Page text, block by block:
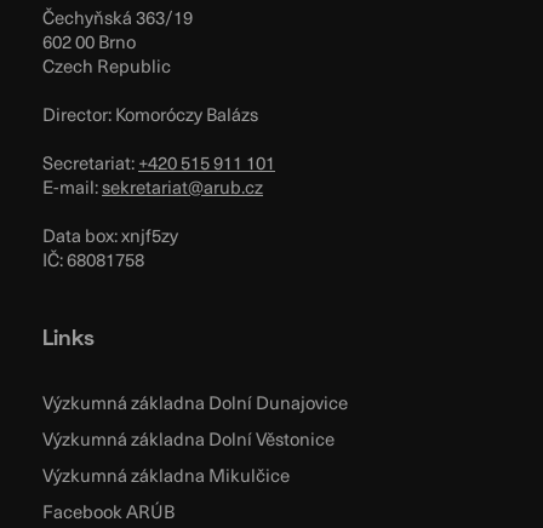
Čechyňská 363/19
602 00 Brno
Czech Republic
Director: Komoróczy Balázs
Secretariat:+420 515 911 101
E-mail:sekretariat@arub.cz
Data box: xnjf5zy
IČ: 68081758
Links
Výzkumná základna Dolní Dunajovice
Výzkumná základna Dolní Věstonice
Výzkumná základna Mikulčice
Facebook ARÚB